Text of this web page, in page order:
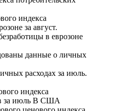
индекса
за август.
в еврозоне
данные о личных
расходах за июль.
индекса
за июль В США